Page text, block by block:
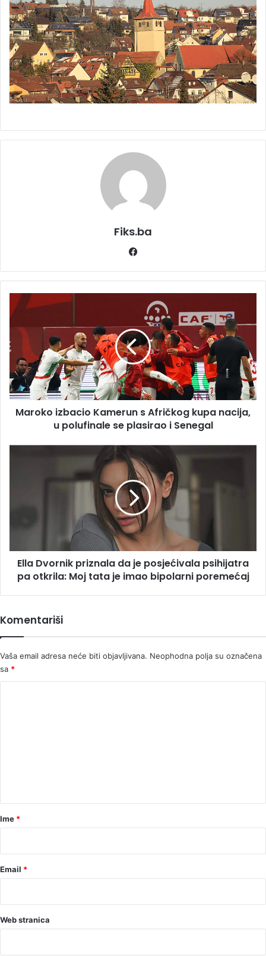
Fiks.ba
Maroko
izbacio
Afričkog
kupa
nacija,
u
polufinale
se
Senegal
Maroko izbacio Kamerun s Afričkog kupa nacija,
u polufinale se plasirao i Senegal
psihijatra
otkrila:
Moj
tata
poremećaj
Ella Dvornik priznala da je posjećivala psihijatra
pa otkrila: Moj tata je imao bipolarni poremećaj
Komentariši
Vaša email adresa neće biti objavljivana. Neophodna polja su označena
sa *
r
Ime *
Email *
Web stranica